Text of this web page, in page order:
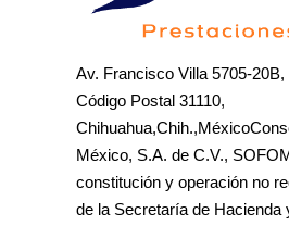
Av. Francisco Villa 5705-
Código Postal 31110,
México, S.A. de C.V.,
constitución y operación no
de la Secretaría de Hacienda